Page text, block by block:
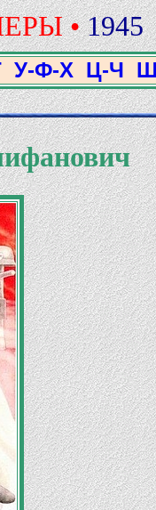
• 1945
У-Ф-Х Ц-Ч